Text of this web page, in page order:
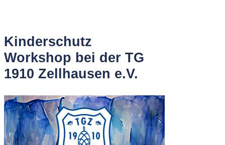
Kinderschutz
Workshop bei der TG
1910 Zellhausen e.V.